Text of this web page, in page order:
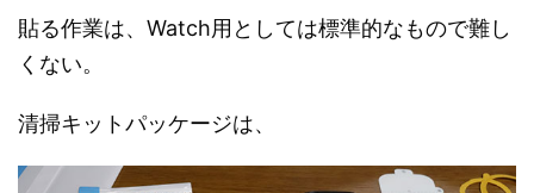
貼る作業は、Watch用としては標準的なもので難し
くない。
清掃キットパッケージは、